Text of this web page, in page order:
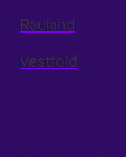
Rauland
Vestfold